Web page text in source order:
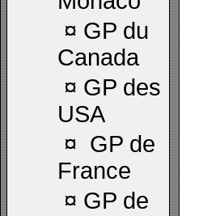
¤ GP du
Canada
¤ GP des
USA
¤ GP de
France
¤ GP de